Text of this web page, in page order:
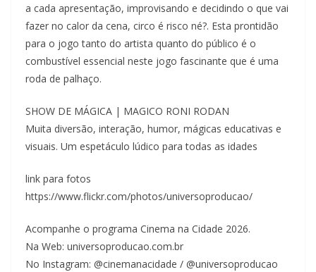
a cada apresentação, improvisando e decidindo o que vai
fazer no calor da cena, circo é risco né?. Esta prontidão
para o jogo tanto do artista quanto do público é o
combustível essencial neste jogo fascinante que é uma
roda de palhaço.
SHOW DE MÁGICA | MAGICO RONI RODAN
Muita diversão, interação, humor, mágicas educativas e
visuais. Um espetáculo lúdico para todas as idades
link para fotos
https://www.flickr.com/photos/universoproducao/
Acompanhe o programa Cinema na Cidade 2026.
Na Web: universoproducao.com.br
No Instagram: @cinemanacidade / @universoproducao